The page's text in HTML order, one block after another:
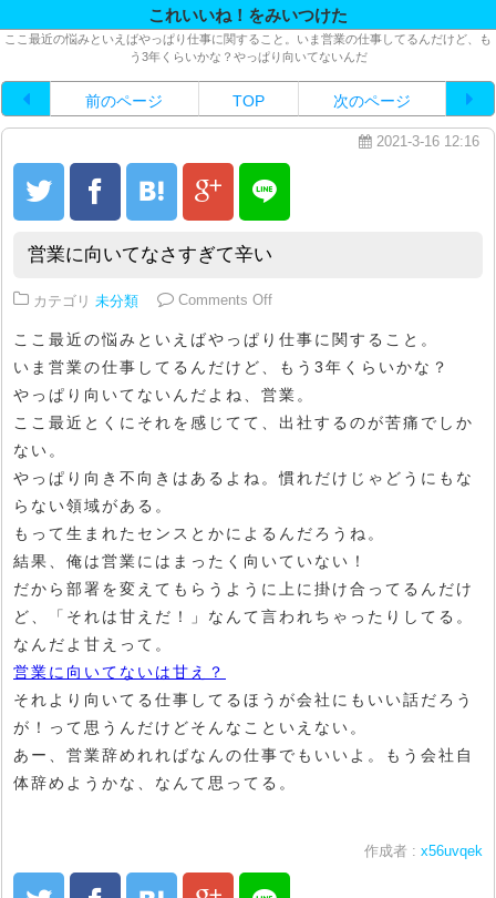
これいいね！をみいつけた
ここ最近の悩みといえばやっぱり仕事に関すること。いま営業の仕事してるんだけど、も
う3年くらいかな？やっぱり向いてないんだ
前のページ TOP 次のページ
2021-3-16 12:16
営業に向いてなさすぎて辛い
カテゴリ 未分類 Comments Offon 営業に向いてなさすぎて辛い
ここ最近の悩みといえばやっぱり仕事に関すること。
いま営業の仕事してるんだけど、もう3年くらいかな？
やっぱり向いてないんだよね、営業。
ここ最近とくにそれを感じてて、出社するのが苦痛でしか
ない。
やっぱり向き不向きはあるよね。慣れだけじゃどうにもな
らない領域がある。
もって生まれたセンスとかによるんだろうね。
結果、俺は営業にはまったく向いていない！
だから部署を変えてもらうように上に掛け合ってるんだけ
ど、「それは甘えだ！」なんて言われちゃったりしてる。
なんだよ甘えって。
営業に向いてないは甘え？
それより向いてる仕事してるほうが会社にもいい話だろう
が！って思うんだけどそんなこといえない。
あー、営業辞めれればなんの仕事でもいいよ。もう会社自
体辞めようかな、なんて思ってる。
作成者 : x56uvqek